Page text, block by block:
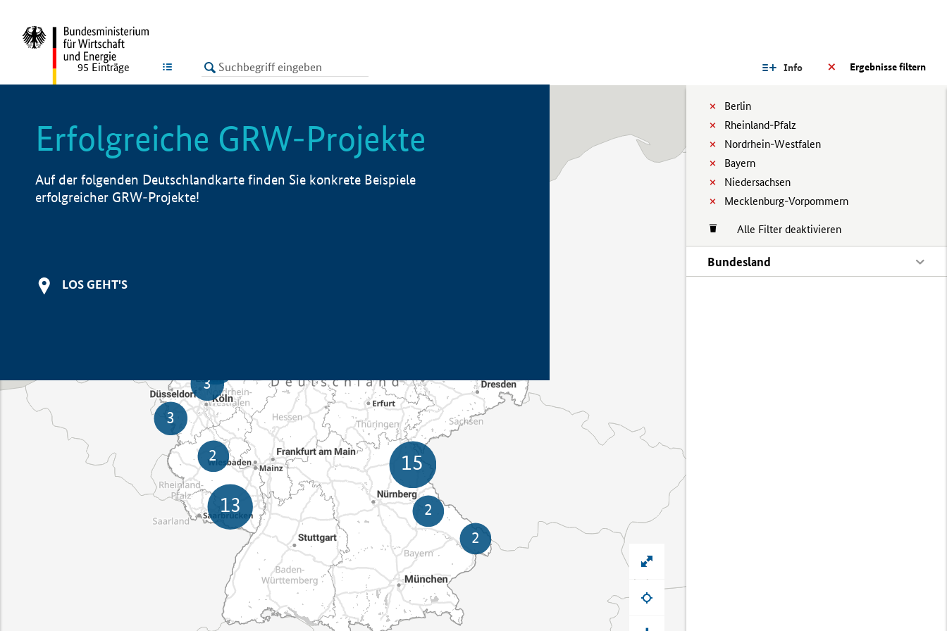
LISTE Ergebnisse filtern
Info
Berlin
Rheinland-Pfalz
Nordrhein-Westfalen
Bayern
Niedersachsen
Mecklenburg-Vorpommern
Alle Filter deaktivieren
Bundesland
95 Einträge
Erfolgreiche GRW-Projekte
Auf der folgenden Deutschlandkarte finden Sie konkrete Beispiele
erfolgreicher GRW-Projekte!
LOS GEHT'S